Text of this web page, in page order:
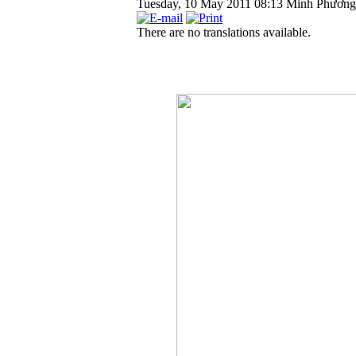
Tuesday, 10 May 2011 08:13 Minh
There are no translations available.